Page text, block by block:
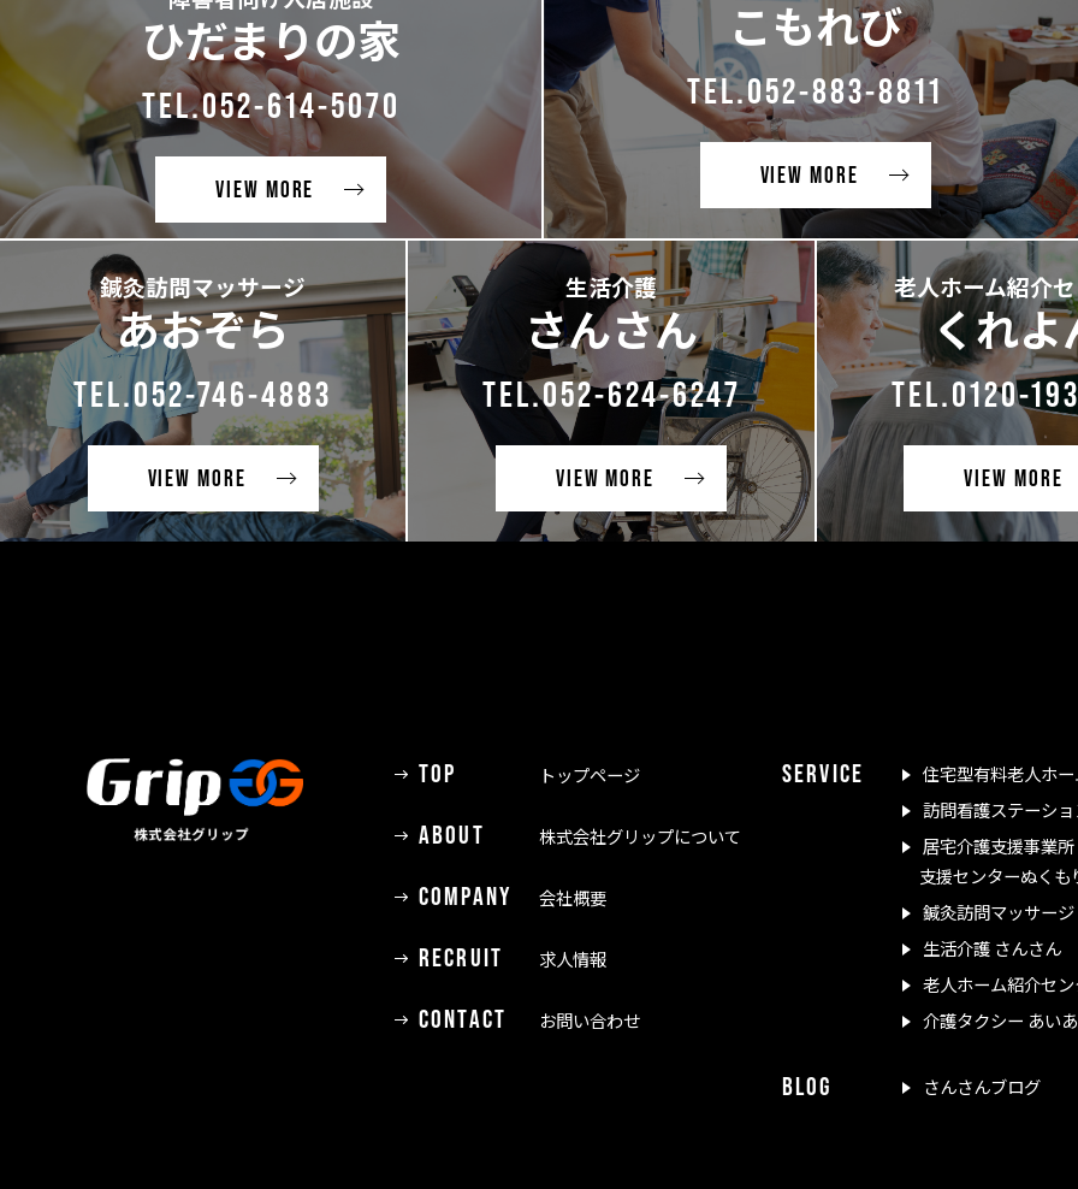
ひだまりの家
TEL.052-614-5070
VIEW MORE
こもれび
TEL.052-883-8811
VIEW MORE
鍼灸訪問マッサージ
あおぞら
TEL.052-746-4883
VIEW MORE
生活介護
さんさん
TEL.052-624-6247
VIEW MORE
老人ホーム紹介
くれよ
TEL.0120-
VIEW MORE
TOP トップページ
ABOUT 株式会社グリップについて
COMPANY 会社概要
RECRUIT 求人情報
CONTACT お問い合わせ
SERVICE
住宅型有料老人ホ
訪問看護ステーシ
居宅介護支援事業
支援センターぬくも
鍼灸訪問マッサー
生活介護 さんさん
老人ホーム紹介セ
介護タクシー あい
BLOG さんさんブログ